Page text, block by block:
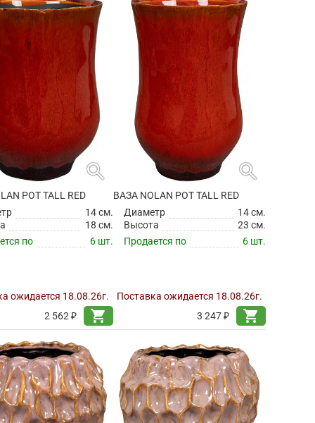
search
POT TALL RED
14 см.
18 см.
по
6 шт.
ожидается 18.08.26г.
2 562 ₽
shopping_cart
search
ВАЗА NOLAN POT TALL RED
Диаметр
14 см.
Высота
23 см.
Продается по
6 шт.
Поставка ожидается 18.08.26г.
3 247 ₽
shopping_cart